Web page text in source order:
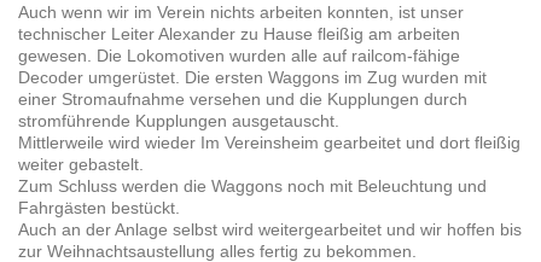
Auch wenn wir im Verein nichts arbeiten konnten, ist unser
technischer Leiter Alexander zu Hause fleißig am arbeiten
gewesen. Die Lokomotiven wurden alle auf railcom-fähige
Decoder umgerüstet. Die ersten Waggons im Zug wurden mit
einer Stromaufnahme versehen und die Kupplungen durch
stromführende Kupplungen ausgetauscht.
Mittlerweile wird wieder Im Vereinsheim gearbeitet und dort fleißig
weiter gebastelt.
Zum Schluss werden die Waggons noch mit Beleuchtung und
Fahrgästen bestückt.
Auch an der Anlage selbst wird weitergearbeitet und wir hoffen bis
zur Weihnachtsaustellung alles fertig zu bekommen.